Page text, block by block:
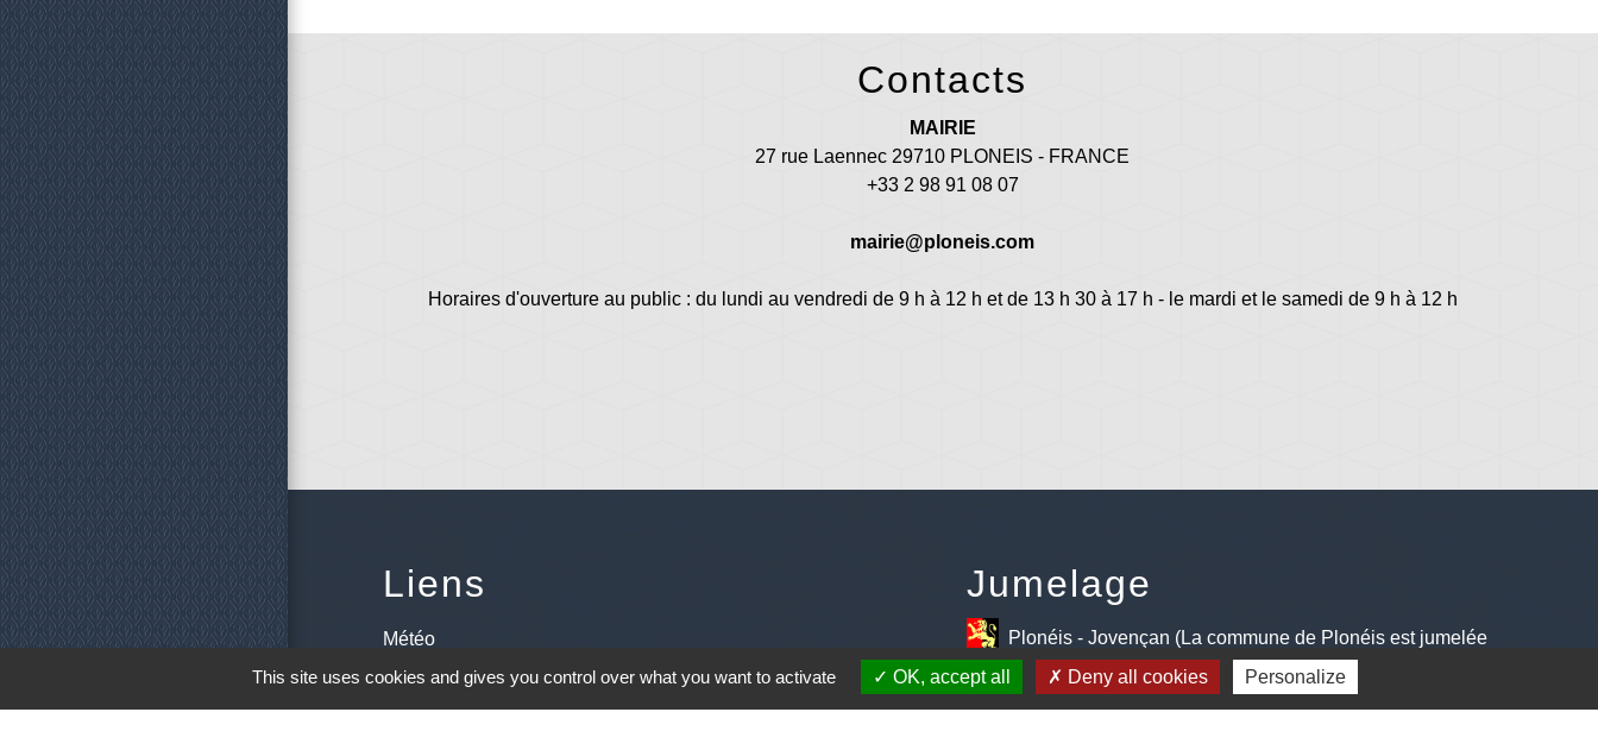
Contacts
MAIRIE
27 rue Laennec 29710 PLONEIS - FRANCE
+33 2 98 91 08 07
mairie@ploneis.com
Horaires d'ouverture au public : du lundi au vendredi de 9 h à 12 h et de 13 h 30 à 17 h - le mardi et le samedi de 9 h à 12 h
Liens
Météo
Ouest France
Jumelage
Plonéis - Jovençan (La commune de Plonéis est jumelée
avec Jovençan, commune du Val d'Aoste en Italie depuis 2001)
This site uses cookies and gives you control over what you want to activate OK, accept all Deny all cookies Personalize